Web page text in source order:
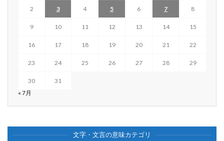
2 3 4 5 6 7 8
9 10 11 12 13 14 15
16 17 18 19 20 21 22
23 24 25 26 27 28 29
30
31
« 7月
文字・文言の意味カテゴリ